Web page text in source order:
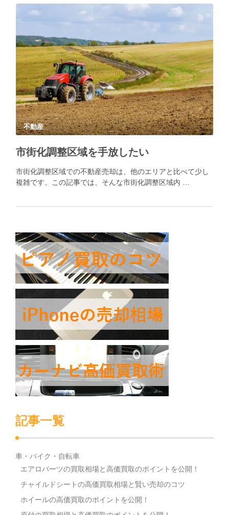
不動産
市街化調整区域を手放したい
市街化調整区域での不動産売却は、他のエリアと比べて少し
複雑です。この記事では、そんな市街化調整区域内 …
記事一覧
車・バイク・自転車
エアロパーツの買取相場と高価買取のポイントを公開！
チャイルドシートの高価買取相場と賢い売却のコツ
ホイールの高価買取のポイントを公開！